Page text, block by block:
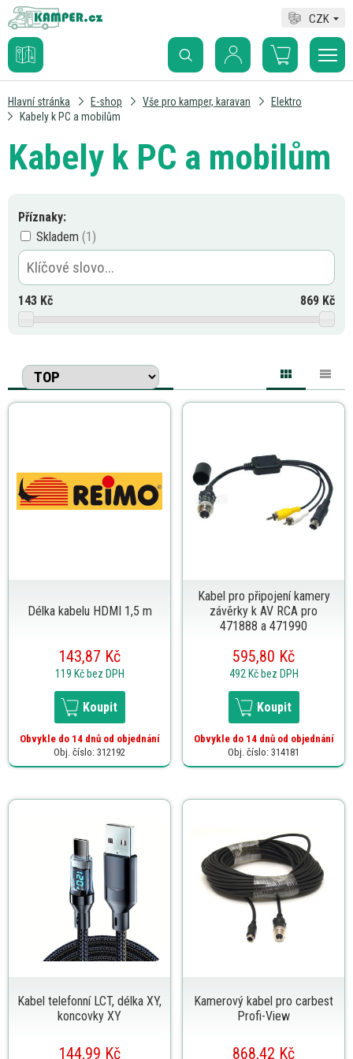
CZK
Hlavní stránka E-shop Vše pro kamper, karavan
Elektro
Kabely k PC a mobilům
Kabely k PC a mobilům
Příznaky:
Skladem
143 Kč 869 Kč
Délka kabelu HDMI 1,5 m
143,87 Kč
119 Kč bez DPH
Koupit
Obvykle do 14 dnů od objednání
Obj. číslo: 312192
Kabel pro připojení kamery
závěrky k AV RCA pro
471888 a 471990
595,80 Kč
492 Kč bez DPH
Koupit
Obvykle do 14 dnů od objednání
Obj. číslo: 314181
Kabel telefonní LCT, délka XY,
koncovky XY
144,99 Kč
Kamerový kabel pro carbest
Profi-View
868,42 Kč